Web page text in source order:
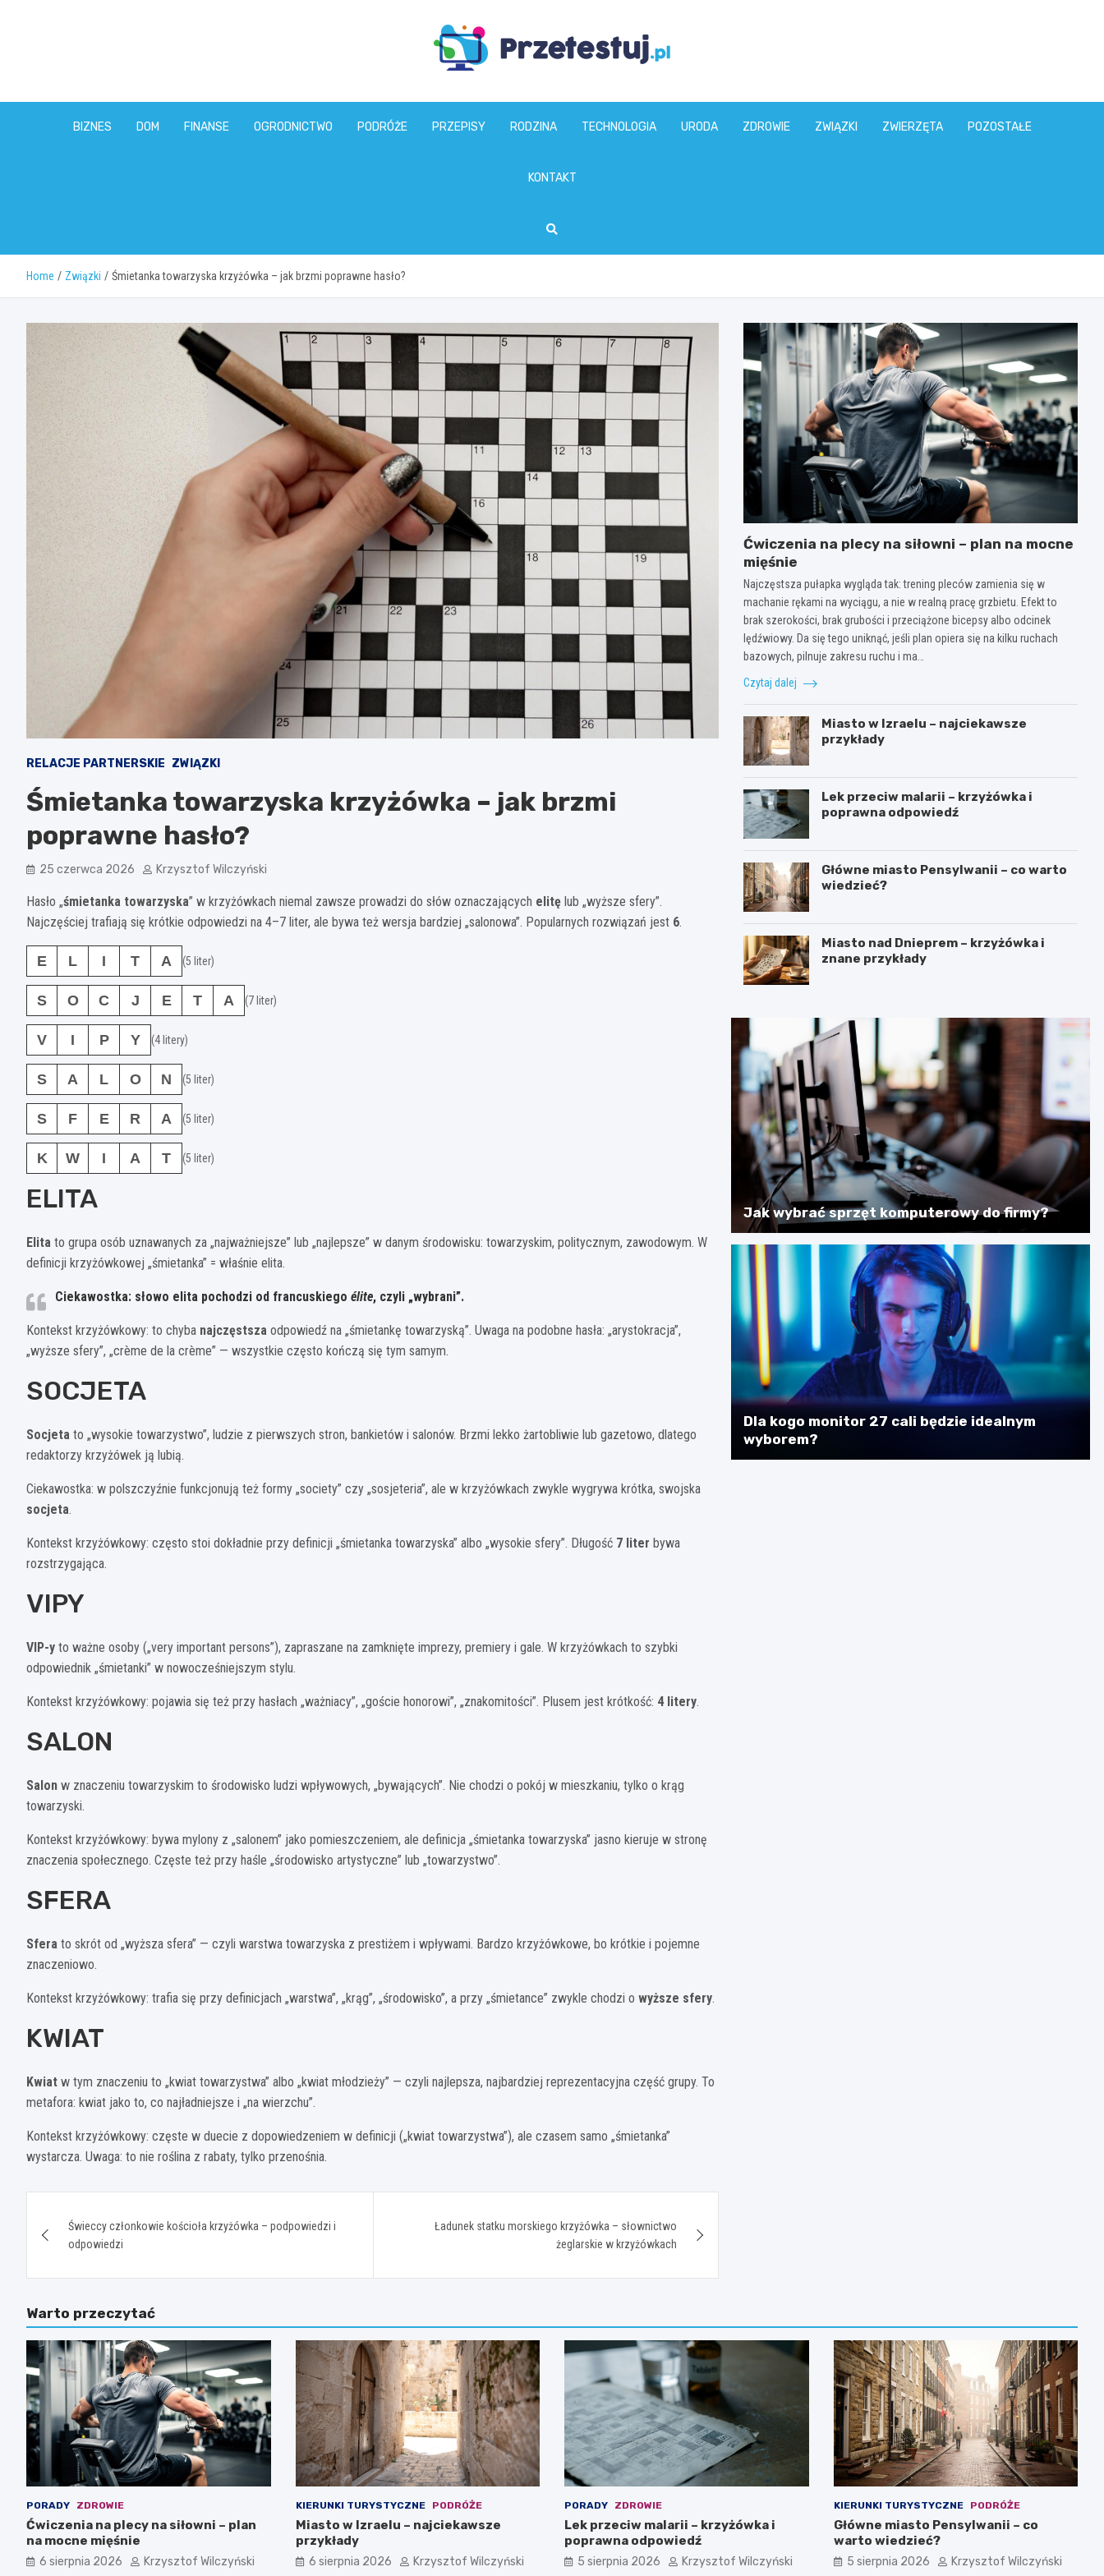
przetestuj.pl
BIZNES DOM FINANSE OGRODNICTWO PODRÓŻE PRZEPISY RODZINA TECHNOLOGIA URODA ZDROWIE ZWIĄZKI ZWIERZĘTA POZOSTAŁE
KONTAKT
Home Związki Śmietanka towarzyska krzyżówka – jak brzmi poprawne hasło?
RELACJE PARTNERSKIE ZWIĄZKI
Śmietanka towarzyska krzyżówka – jak brzmi
poprawne hasło?
25 czerwca 2026 Krzysztof Wilczyński
Hasło „śmietanka towarzyska” w krzyżówkach niemal zawsze prowadzi do słów oznaczających elitę lub „wyższe sfery”.
Najczęściej trafiają się krótkie odpowiedzi na 4–7 liter, ale bywa też wersja bardziej „salonowa”. Popularnych rozwiązań jest 6.
E L I T A (5 liter)
S O C J E T A (7 liter)
V I P Y (4 litery)
S A L O N (5 liter)
S F E R A (5 liter)
K W I A T (5 liter)
ELITA
Elita to grupa osób uznawanych za „najważniejsze” lub „najlepsze” w danym środowisku: towarzyskim, politycznym, zawodowym. W
definicji krzyżówkowej „śmietanka” = właśnie elita.
Ciekawostka: słowo elita pochodzi od francuskiego élite, czyli „wybrani”.
Kontekst krzyżówkowy: to chyba najczęstsza odpowiedź na „śmietankę towarzyską”. Uwaga na podobne hasła: „arystokracja”,
„wyższe sfery”, „crème de la crème” — wszystkie często kończą się tym samym.
SOCJETA
Socjeta to „wysokie towarzystwo”, ludzie z pierwszych stron, bankietów i salonów. Brzmi lekko żartobliwie lub gazetowo, dlatego
redaktorzy krzyżówek ją lubią.
Ciekawostka: w polszczyźnie funkcjonują też formy „society” czy „sosjeteria”, ale w krzyżówkach zwykle wygrywa krótka, swojska
socjeta.
Kontekst krzyżówkowy: często stoi dokładnie przy definicji „śmietanka towarzyska” albo „wysokie sfery”. Długość 7 liter bywa
rozstrzygająca.
VIPY
VIP-y to ważne osoby („very important persons”), zapraszane na zamknięte imprezy, premiery i gale. W krzyżówkach to szybki
odpowiednik „śmietanki” w nowocześniejszym stylu.
Kontekst krzyżówkowy: pojawia się też przy hasłach „ważniacy”, „goście honorowi”, „znakomitości”. Plusem jest krótkość: 4 litery.
SALON
Salon w znaczeniu towarzyskim to środowisko ludzi wpływowych, „bywających”. Nie chodzi o pokój w mieszkaniu, tylko o krąg
towarzyski.
Kontekst krzyżówkowy: bywa mylony z „salonem” jako pomieszczeniem, ale definicja „śmietanka towarzyska” jasno kieruje w stronę
znaczenia społecznego. Częste też przy haśle „środowisko artystyczne” lub „towarzystwo”.
SFERA
Sfera to skrót od „wyższa sfera” — czyli warstwa towarzyska z prestiżem i wpływami. Bardzo krzyżówkowe, bo krótkie i pojemne
znaczeniowo.
Kontekst krzyżówkowy: trafia się przy definicjach „warstwa”, „krąg”, „środowisko”, a przy „śmietance” zwykle chodzi o wyższe sfery.
KWIAT
Kwiat w tym znaczeniu to „kwiat towarzystwa” albo „kwiat młodzieży” — czyli najlepsza, najbardziej reprezentacyjna część grupy. To
metafora: kwiat jako to, co najładniejsze i „na wierzchu”.
Kontekst krzyżówkowy: częste w duecie z dopowiedzeniem w definicji („kwiat towarzystwa”), ale czasem samo „śmietanka”
wystarcza. Uwaga: to nie roślina z rabaty, tylko przenośnia.
wpisu
Świeccy członkowie kościoła krzyżówka – podpowiedzi i
odpowiedzi
Ładunek statku morskiego krzyżówka – słownictwo
żeglarskie w krzyżówkach
Ćwiczenia na plecy na siłowni – plan na mocne
mięśnie
Najczęstsza pułapka wygląda tak: trening pleców zamienia się w
machanie rękami na wyciągu, a nie w realną pracę grzbietu. Efekt to
brak szerokości, brak grubości i przeciążone bicepsy albo odcinek
lędźwiowy. Da się tego uniknąć, jeśli plan opiera się na kilku ruchach
bazowych, pilnuje zakresu ruchu i ma…
Czytaj dalej
Miasto w Izraelu – najciekawsze
przykłady
Lek przeciw malarii – krzyżówka i
poprawna odpowiedź
Główne miasto Pensylwanii – co warto
wiedzieć?
Miasto nad Dnieprem – krzyżówka i
znane przykłady
Jak wybrać sprzęt komputerowy do firmy?
Dla kogo monitor 27 cali będzie idealnym
wyborem?
Warto przeczytać
PORADY ZDROWIE
Ćwiczenia na plecy na siłowni – plan
na mocne mięśnie
6 sierpnia 2026 Krzysztof Wilczyński
KIERUNKI TURYSTYCZNE PODRÓŻE
Miasto w Izraelu – najciekawsze
przykłady
6 sierpnia 2026 Krzysztof Wilczyński
PORADY ZDROWIE
Lek przeciw malarii – krzyżówka i
poprawna odpowiedź
5 sierpnia 2026 Krzysztof Wilczyński
KIERUNKI TURYSTYCZNE PODRÓŻE
Główne miasto Pensylwanii – co
warto wiedzieć?
5 sierpnia 2026 Krzysztof Wilczyński